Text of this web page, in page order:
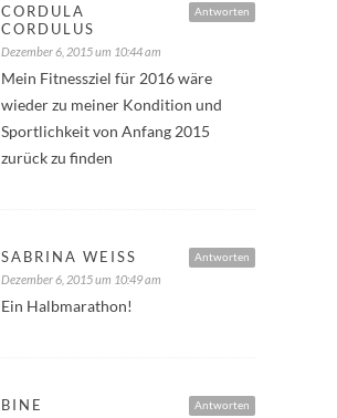
Antworten
CORDULA
CORDULUS
Dezember 6, 2015 um 10:44 am
Mein Fitnessziel für 2016 wäre
wieder zu meiner Kondition und
Sportlichkeit von Anfang 2015
zurück zu finden
Antworten
SABRINA WEISS
Dezember 6, 2015 um 10:49 am
Ein Halbmarathon!
Antworten
BINE